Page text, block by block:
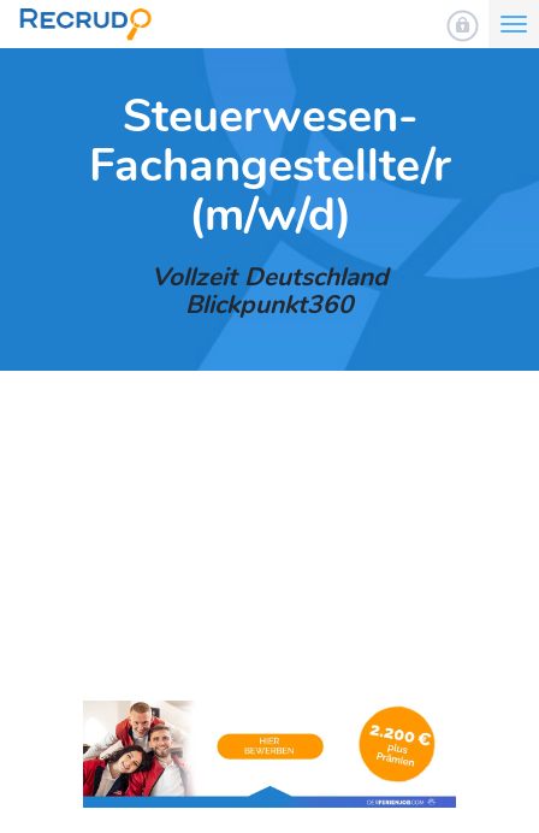
Steuerwesen-
Fachangestellte/r
(m/w/d)
Vollzeit Deutschland
Blickpunkt360